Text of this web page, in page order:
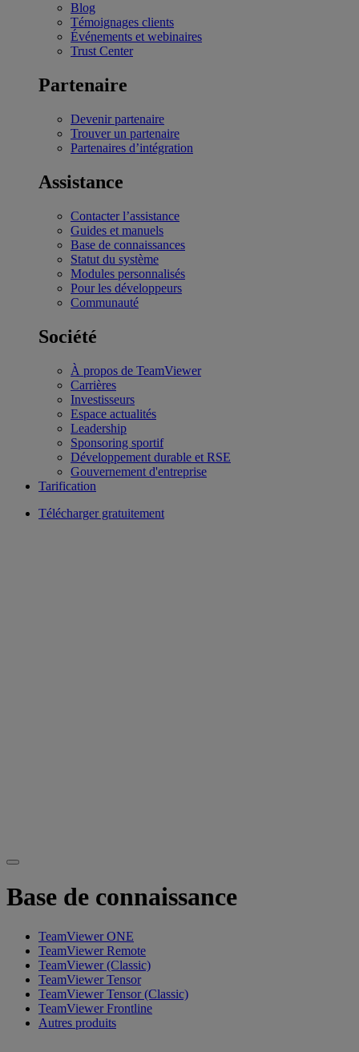
Blog
Témoignages clients
Événements et webinaires
Trust Center
Partenaire
Devenir partenaire
Trouver un partenaire
Partenaires d’intégration
Assistance
Contacter l’assistance
Guides et manuels
Base de connaissances
Statut du système
Modules personnalisés
Pour les développeurs
Communauté
Société
À propos de TeamViewer
Carrières
Investisseurs
Espace actualités
Leadership
Sponsoring sportif
Développement durable et RSE
Gouvernement d'entreprise
Tarification
Télécharger gratuitement
Base de connaissance
TeamViewer ONE
TeamViewer Remote
TeamViewer (Classic)
TeamViewer Tensor
TeamViewer Tensor (Classic)
TeamViewer Frontline
Autres produits